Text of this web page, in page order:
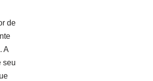
de
A
seu